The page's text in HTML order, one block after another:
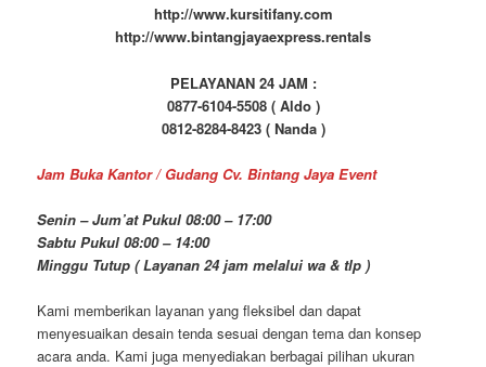
http://www.kursitifany.com
http://www.bintangjayaexpress.rentals
PELAYANAN 24 JAM :
0877-6104-5508 ( Aldo )
0812-8284-8423 ( Nanda )
Jam Buka Kantor / Gudang Cv. Bintang Jaya Event
Senin – Jum’at Pukul 08:00 – 17:00
Sabtu Pukul 08:00 – 14:00
Minggu Tutup ( Layanan 24 jam melalui wa & tlp )
Kami memberikan layanan yang fleksibel dan dapat
menyesuaikan desain tenda sesuai dengan tema dan konsep
acara anda. Kami juga menyediakan berbagai pilihan ukuran